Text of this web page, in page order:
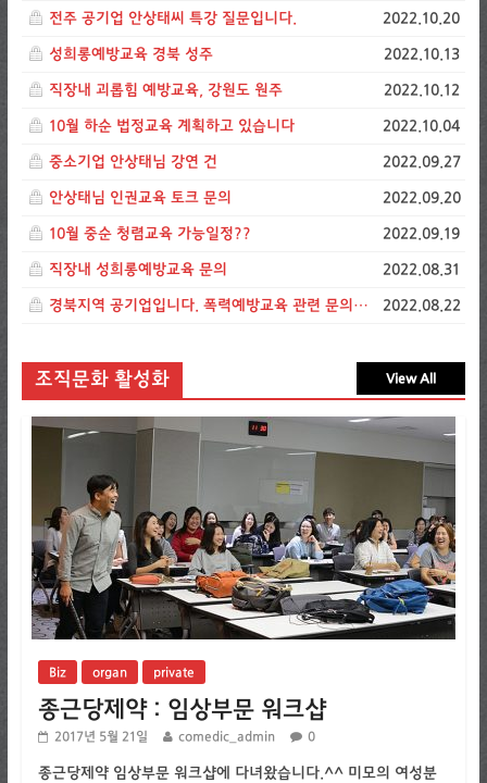
전주 공기업 안상태씨 특강 질문입니다. 2022.10.20
성희롱예방교육 경북 성주 2022.10.13
직장내 괴롭힘 예방교육, 강원도 원주 2022.10.12
10월 하순 법정교육 계획하고 있습니다 2022.10.04
중소기업 안상태님 강연 건 2022.09.27
안상태님 인권교육 토크 문의 2022.09.20
10월 중순 청렴교육 가능일정?? 2022.09.19
직장내 성희롱예방교육 문의 2022.08.31
경북지역 공기업입니다. 폭력예방교육 관련 문의드립니다. 2022.08.22
조직문화 활성화 View All
Biz organ private
종근당제약 : 임상부문 워크샵
2017년 5월 21일 comedic_admin 0
종근당제약 임상부문 워크샵에 다녀왔습니다.^^ 미모의 여성분